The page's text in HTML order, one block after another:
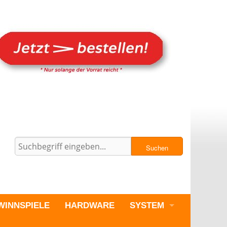
Suchen
HARDWARE SYSTEM